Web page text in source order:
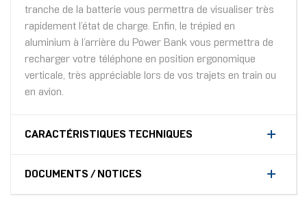
tranche de la batterie vous permettra de visualiser très
rapidement l’état de charge. Enfin, le trépied en
aluminium à l’arrière du Power Bank vous permettra de
recharger votre téléphone en position ergonomique
verticale, très appréciable lors de vos trajets en train ou
en avion.
CARACTÉRISTIQUES TECHNIQUES
DOCUMENTS / NOTICES